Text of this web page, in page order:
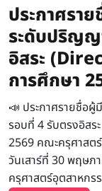
ประกาศรา
ระดับปริญญ
อิสระ
การศึกษา
📣 ประกาศรายชื่อ
รอบที่ 4 รับตรงอิสร
2569 คณะครุศาสต
วันเสาร์ที่ 30 พฤษ
ครุศาสตร์อุตสาหกร